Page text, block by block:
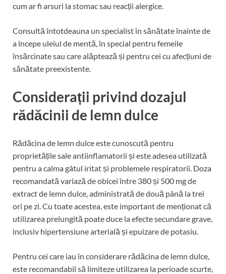
cum ar fi arsuri la stomac sau reacții alergice.
Consultă întotdeauna un specialist în sănătate înainte de
a începe uleiul de mentă, în special pentru femeile
însărcinate sau care alăptează și pentru cei cu afecțiuni de
sănătate preexistente.
Considerații privind dozajul
rădăcinii de lemn dulce
Rădăcina de lemn dulce este cunoscută pentru
proprietățile sale antiinflamatorii și este adesea utilizată
pentru a calma gâtul iritat și problemele respiratorii. Doza
recomandată variază de obicei între 380 și 500 mg de
extract de lemn dulce, administrată de două până la trei
ori pe zi. Cu toate acestea, este important de menționat că
utilizarea prelungită poate duce la efecte secundare grave,
inclusiv hipertensiune arterială și epuizare de potasiu.
Pentru cei care iau în considerare rădăcina de lemn dulce,
este recomandabil să limiteze utilizarea la perioade scurte,